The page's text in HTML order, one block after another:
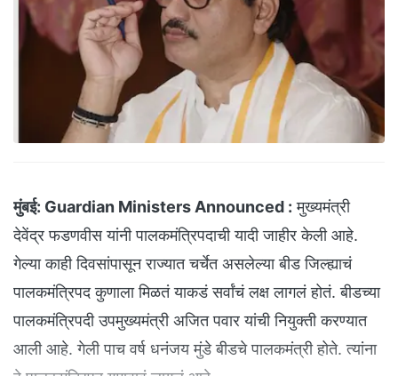
मुंबई: Guardian Ministers Announced : मुख्यमंत्री
देवेंद्र फडणवीस यांनी पालकमंत्रिपदाची यादी जाहीर केली आहे.
गेल्या काही दिवसांपासून राज्यात चर्चेत असलेल्या बीड जिल्ह्याचं
पालकमंत्रिपद कुणाला मिळतं याकडं सर्वांचं लक्ष लागलं होतं. बीडच्या
पालकमंत्रिपदी उपमुख्यमंत्री अजित पवार यांची नियुक्ती करण्यात
आली आहे. गेली पाच वर्ष धनंजय मुंडे बीडचे पालकमंत्री होते. त्यांना